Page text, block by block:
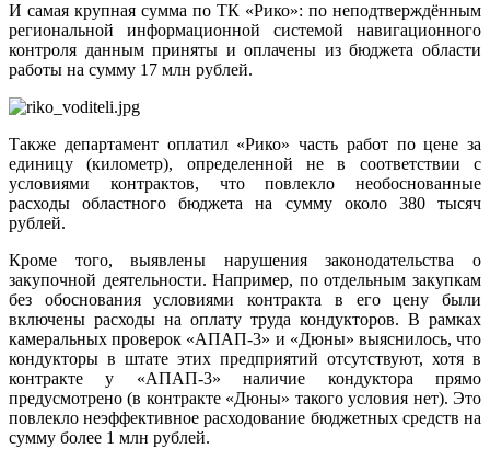
И самая крупная сумма по ТК «Рико»: по неподтверждённым
региональной информационной системой навигационного
контроля данным приняты и оплачены из бюджета области
работы на сумму 17 млн рублей.
Также департамент оплатил «Рико» часть работ по цене за
единицу (километр), определенной не в соответствии с
условиями контрактов, что повлекло необоснованные
расходы областного бюджета на сумму около 380 тысяч
рублей.
Кроме того, выявлены нарушения законодательства о
закупочной деятельности. Например, по отдельным закупкам
без обоснования условиями контракта в его цену были
включены расходы на оплату труда кондукторов. В рамках
камеральных проверок «АПАП-3» и «Дюны» выяснилось, что
кондукторы в штате этих предприятий отсутствуют, хотя в
контракте у «АПАП-3» наличие кондуктора прямо
предусмотрено (в контракте «Дюны» такого условия нет). Это
повлекло неэффективное расходование бюджетных средств на
сумму более 1 млн рублей.